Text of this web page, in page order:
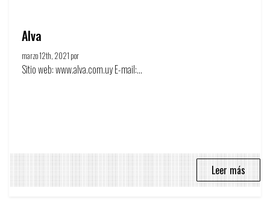
Alva
marzo 12th, 2021 por
Sitio web: www.alva.com.uy E-mail:...
Leer más